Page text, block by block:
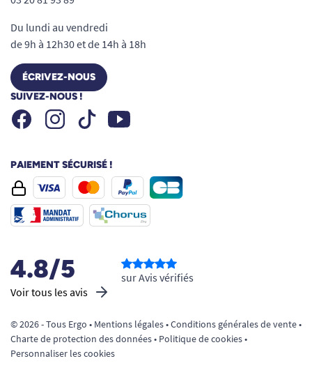
Du lundi au vendredi
de 9h à 12h30 et de 14h à 18h
ÉCRIVEZ-NOUS
SUIVEZ-NOUS !
FacebookInstagramTiktok Youtube
PAIEMENT SÉCURISÉ !
4.8/5
Voir tous les avis
sur Avis vérifiés
© 2026 - Tous Ergo • Mentions légales•Conditions générales de vente•
Charte de protection des données• Politique de cookies•
Personnaliser les cookies